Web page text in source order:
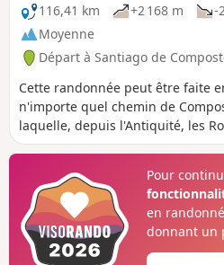
116,41 km
+2 168 m -
Moyenne
Départ à Santiago de
Cette randonnée peut être faite
n'importe quel chemin de
laquelle, depuis l'Antiquité, les
péninsule ibérique en suivant la
passer par Muxía plutôt que
(le nom de la ville). On te
de plus pour atteindre le cap
magnifique et le coucher de
depuis le cap est un moment
Pour
en
donnant un